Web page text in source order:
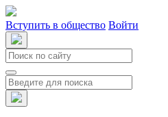
Вступить в общество Войти